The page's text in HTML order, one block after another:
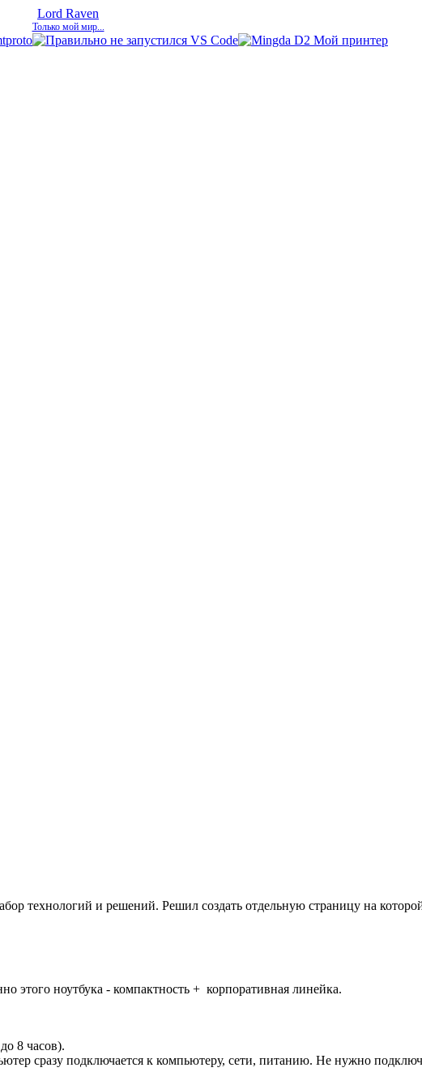
Lord Raven
Только мой мир...
технологий и решений. Решил создать отдельную страницу на
этого ноутбука - компактность + корпоративная линейка.
8 часов).
сразу подключается к компьютеру, сети, питанию. Не нужно